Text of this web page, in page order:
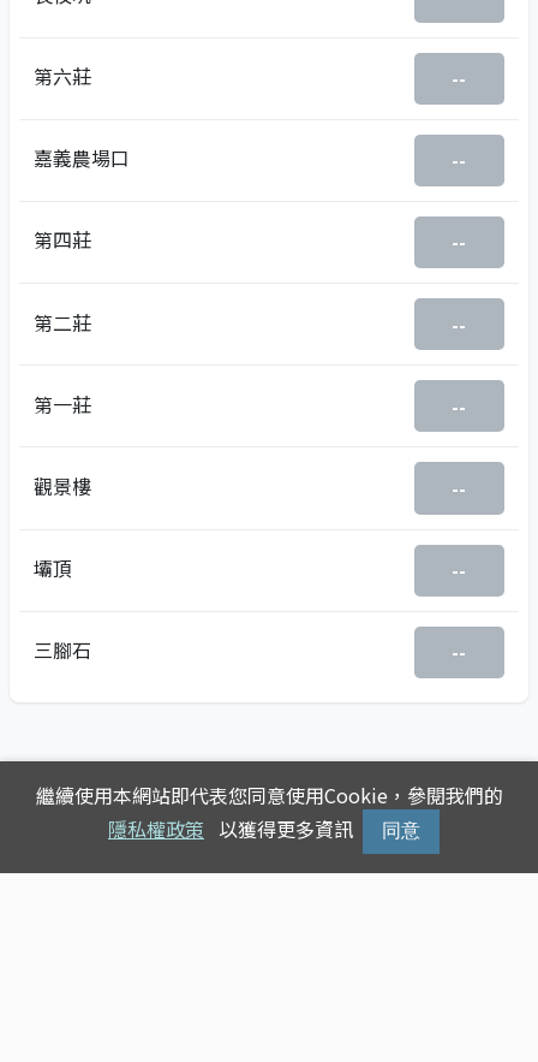
第六莊 --
嘉義農場口 --
第四莊 --
第二莊 --
第一莊 --
觀景樓 --
壩頂 --
三腳石 --
繼續使用本網站即代表您同意使用Cookie，參閱我們的
隱私權政策 以獲得更多資訊 同意